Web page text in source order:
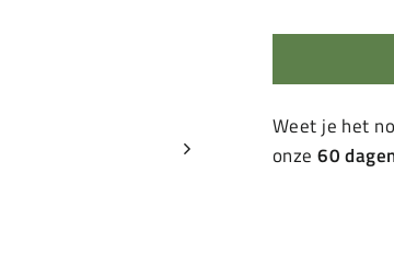
Weet je het
onze60